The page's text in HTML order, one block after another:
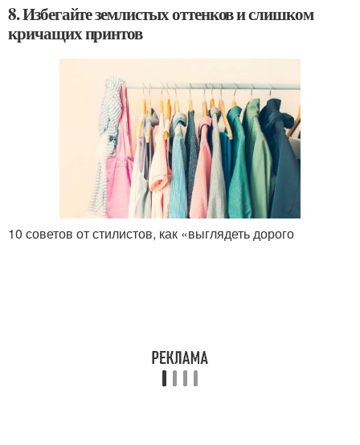
8. Избегайте землистых оттенков и слишком
кричащих принтов
10 советов от стилистов, как «выглядеть дорого